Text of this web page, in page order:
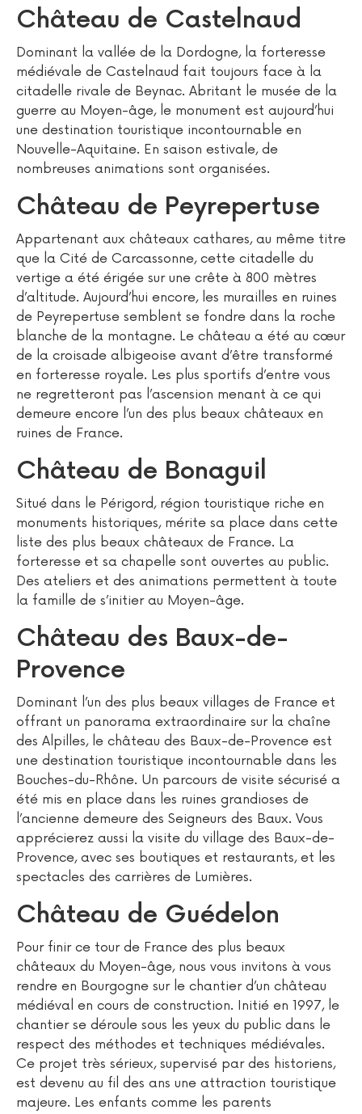
Château de Castelnaud
Dominant la vallée de la Dordogne, la forteresse
médiévale de Castelnaud fait toujours face à la
citadelle rivale de Beynac. Abritant le musée de la
guerre au Moyen-âge, le monument est aujourd’hui
une destination touristique incontournable en
Nouvelle-Aquitaine. En saison estivale, de
nombreuses animations sont organisées.
Château de Peyrepertuse
Appartenant aux châteaux cathares, au même titre
que la Cité de Carcassonne, cette citadelle du
vertige a été érigée sur une crête à 800 mètres
d’altitude. Aujourd’hui encore, les murailles en ruines
de Peyrepertuse semblent se fondre dans la roche
blanche de la montagne. Le château a été au cœur
de la croisade albigeoise avant d’être transformé
en forteresse royale. Les plus sportifs d’entre vous
ne regretteront pas l’ascension menant à ce qui
demeure encore l’un des plus beaux châteaux en
ruines de France.
Château de Bonaguil
Situé dans le Périgord, région touristique riche en
monuments historiques, mérite sa place dans cette
liste des plus beaux châteaux de France. La
forteresse et sa chapelle sont ouvertes au public.
Des ateliers et des animations permettent à toute
la famille de s’initier au Moyen-âge.
Château des Baux-de-
Provence
Dominant l’un des plus beaux villages de France et
offrant un panorama extraordinaire sur la chaîne
des Alpilles, le château des Baux-de-Provence est
une destination touristique incontournable dans les
Bouches-du-Rhône. Un parcours de visite sécurisé a
été mis en place dans les ruines grandioses de
l’ancienne demeure des Seigneurs des Baux. Vous
apprécierez aussi la visite du village des Baux-de-
Provence, avec ses boutiques et restaurants, et les
spectacles des carrières de Lumières.
Château de Guédelon
Pour finir ce tour de France des plus beaux
châteaux du Moyen-âge, nous vous invitons à vous
rendre en Bourgogne sur le chantier d’un château
médiéval en cours de construction. Initié en 1997, le
chantier se déroule sous les yeux du public dans le
respect des méthodes et techniques médiévales.
Ce projet très sérieux, supervisé par des historiens,
est devenu au fil des ans une attraction touristique
majeure. Les enfants comme les parents